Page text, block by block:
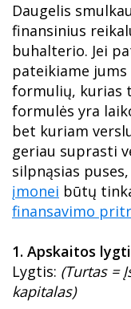
Daugelis
finansinius
buhalterio. Jei
pateikiame
formulių, kurias
formulės yra
bet kuriam
geriau suprasti
silpnąsias
įmonei būtų
finansavimo
1. Apskaitos
Lygtis: (Turtas =
kapitalas)